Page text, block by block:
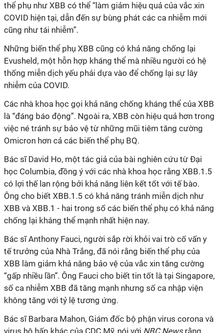
thể phụ như XBB có thể “làm giảm hiệu quả của vắc xin
COVID hiện tại, dẫn đến sự bùng phát các ca nhiễm mới
cũng như tái nhiễm”.
Những biến thể phụ XBB cũng có khả năng chống lại
Evusheld, một hỗn hợp kháng thể mà nhiều người có hệ
thống miễn dịch yếu phải dựa vào để chống lại sự lây
nhiễm của COVID.
Các nhà khoa học gọi khả năng chống kháng thể của XBB
là “đáng báo động”. Ngoài ra, XBB còn hiệu quả hơn trong
việc né tránh sự bảo vệ từ những mũi tiêm tăng cường
Omicron hơn cả các biến thể phụ BQ.
Bác sĩ David Ho, một tác giả của bài nghiên cứu từ Đại
học Columbia, đồng ý với các nhà khoa học rằng XBB.1.5
có lợi thế lan rộng bởi khả năng liên kết tốt với tế bào.
Ông cho biết XBB.1.5 có khả năng tránh miễn dịch như
XBB và XBB.1 - hai trong số các biến thể phụ có khả năng
chống lại kháng thể mạnh nhất hiện nay.
Bác sĩ Anthony Fauci, người sắp rời khỏi vai trò cố vấn y
tế trưởng của Nhà Trắng, đã nói rằng biến thể phụ của
XBB làm giảm khả năng bảo vệ của vắc xin tăng cường
“gấp nhiều lần”. Ông Fauci cho biết tin tốt là tại Singapore,
số ca nhiễm XBB đã tăng mạnh nhưng số ca nhập viện
không tăng với tỷ lệ tương ứng.
Bác sĩ Barbara Mahon, Giám đốc bộ phận virus corona và
virus hô hấp khác của CDC Mỹ, nói với NBC Newsrằng